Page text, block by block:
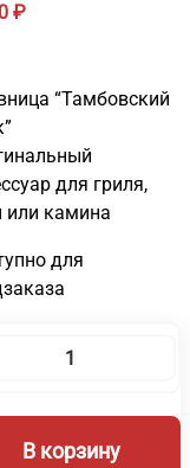
₽
“Тамбовский
для гриля,
или камина
для
В корзину